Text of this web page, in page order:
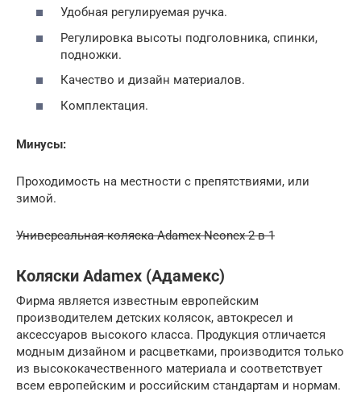
Удобная регулируемая ручка.
Регулировка высоты подголовника, спинки,
подножки.
Качество и дизайн материалов.
Комплектация.
Минусы:
Проходимость на местности с препятствиями, или
зимой.
Универсальная коляска Adamex Neonex 2 в 1
Коляски Adamex (Адамекс)
Фирма является известным европейским
производителем детских колясок, автокресел и
аксессуаров высокого класса. Продукция отличается
модным дизайном и расцветками, производится только
из высококачественного материала и соответствует
всем европейским и российским стандартам и нормам.